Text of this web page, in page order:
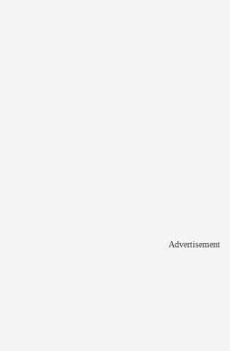
Advertisement